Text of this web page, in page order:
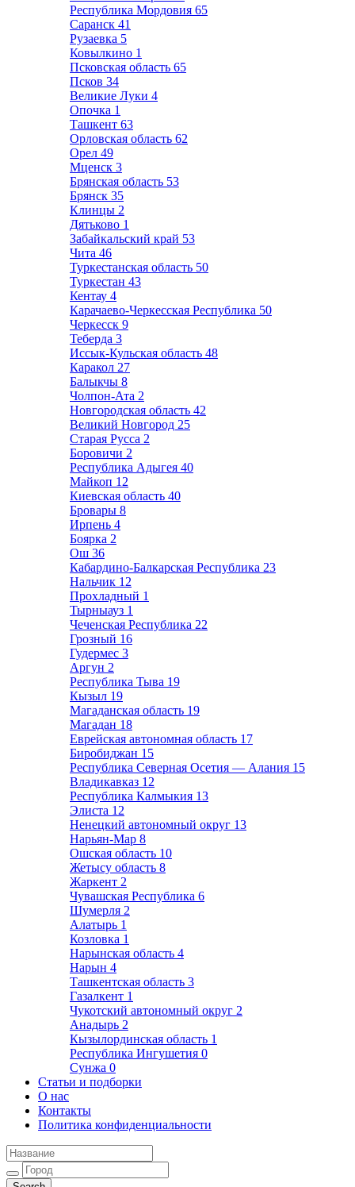
Республика Мордовия 65
Саранск 41
Рузаевка 5
Ковылкино 1
Псковская область 65
Псков 34
Великие Луки 4
Опочка 1
Ташкент 63
Орловская область 62
Орел 49
Мценск 3
Брянская область 53
Брянск 35
Клинцы 2
Дятьково 1
Забайкальский край 53
Чита 46
Туркестанская область 50
Туркестан 43
Кентау 4
Карачаево-Черкесская Республика 50
Черкесск 9
Теберда 3
Иссык-Кульская область 48
Каракол 27
Балыкчы 8
Чолпон-Ата 2
Новгородская область 42
Великий Новгород 25
Старая Русса 2
Боровичи 2
Республика Адыгея 40
Майкоп 12
Киевская область 40
Бровары 8
Ирпень 4
Боярка 2
Ош 36
Кабардино-Балкарская Республика 23
Нальчик 12
Прохладный 1
Тырныауз 1
Чеченская Республика 22
Грозный 16
Гудермес 3
Аргун 2
Республика Тыва 19
Кызыл 19
Магаданская область 19
Магадан 18
Еврейская автономная область 17
Биробиджан 15
Республика Северная Осетия — Алания 15
Владикавказ 12
Республика Калмыкия 13
Элиста 12
Ненецкий автономный округ 13
Нарьян-Мар 8
Ошская область 10
Жетысу область 8
Жаркент 2
Чувашская Республика 6
Шумерля 2
Алатырь 1
Козловка 1
Нарынская область 4
Нарын 4
Ташкентская область 3
Газалкент 1
Чукотский автономный округ 2
Анадырь 2
Кызылординская область 1
Республика Ингушетия 0
Сунжа 0
Статьи и подборки
О нас
Контакты
Политика конфиденциальности